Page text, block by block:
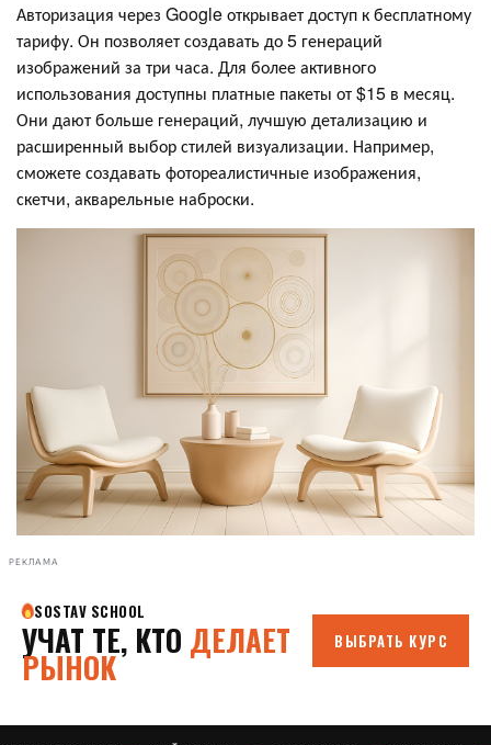
Авторизация через Google открывает доступ к бесплатному
тарифу. Он позволяет создавать до 5 генераций
изображений за три часа. Для более активного
использования доступны платные пакеты от $15 в месяц.
Они дают больше генераций, лучшую детализацию и
расширенный выбор стилей визуализации. Например,
сможете создавать фотореалистичные изображения,
скетчи, акварельные наброски.
РЕКЛАМА